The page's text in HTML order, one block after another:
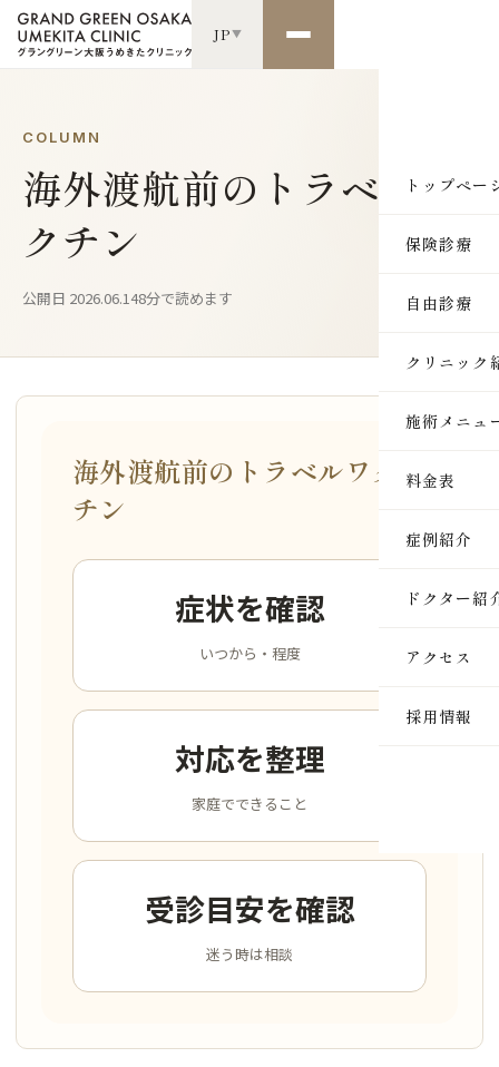
JP▼
トップペー
保険診療
自由診療
クリニック
施術メニュ
SKIN
レーザー
セルサー
料金表
症例紹介
ドクター紹
アクセス
採用情報
COLUMN
海外渡航前のトラベルワ
クチン
公開日 2026.06.148分で読めます
海外渡航前のトラベルワク
チン
症状を確認
いつから・程度
対応を整理
家庭でできること
受診目安を確認
迷う時は相談